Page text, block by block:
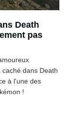
Death
pas
dans Death
à l'une des
!